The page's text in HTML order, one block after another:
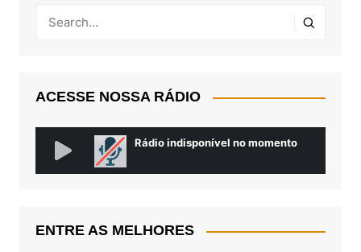
ACESSE NOSSA RÁDIO
ENTRE AS MELHORES